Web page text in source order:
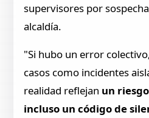
supervisores por
alcaldía.
"Si hubo un error
casos como incidentes
realidad reflejan un
incluso un código de